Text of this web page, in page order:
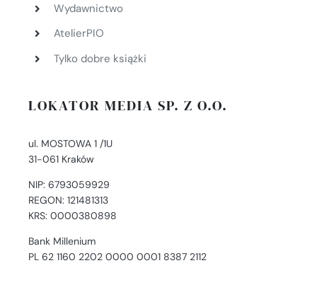
Wydawnictwo
AtelierPIO
Tylko dobre książki
LOKATOR MEDIA SP. Z O.O.
ul. MOSTOWA 1 /1U
31-061 Kraków
NIP: 6793059929
REGON: 121481313
KRS: 0000380898
Bank Millenium
PL 62 1160 2202 0000 0001 8387 2112